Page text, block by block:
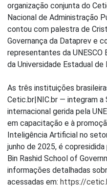
organização conjunta do
Nacional de Administração
contou com palestra de
Governança da Dataprev e
representantes da UNESCO
da Universidade Estadual de
As três instituições
Cetic.br|NIC.br — integram a
internacional gerida pela
em capacitação e à
Inteligência Artificial no
junho de 2025, é
Bin Rashid School of
informações detalhadas
acessadas em: https://